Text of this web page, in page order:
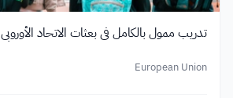
تدريب ممول بالكامل في بعثات الاتحاد الأوروبي 2026
European Union